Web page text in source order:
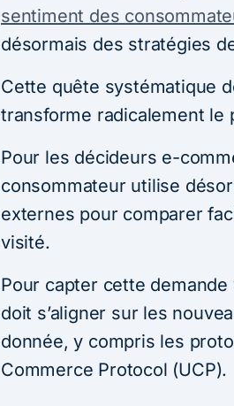
sentiment des
désormais des stratégies
Cette quête systématique
transforme radicalement le
Pour les décideurs e-
consommateur utilise
externes pour comparer
visité.
Pour capter cette
doit s’aligner sur les
donnée, y compris les
Commerce Protocol (UCP).